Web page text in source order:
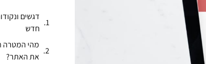
דגשים
חדש
מהי המטרה
את האתר?